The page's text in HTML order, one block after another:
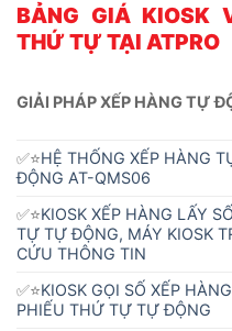
BẢNG GIÁ KIOSK
THỨ TỰ TẠI ATPRO
GIẢI PHÁP XẾP HÀNG TỰ
✅⭐️HỆ THỐNG XẾP HÀNG
ĐỘNG AT-QMS06
✅⭐️KIOSK XẾP HÀNG LẤY
TỰ TỰ ĐỘNG, MÁY KIOSK
CỨU THÔNG TIN
✅⭐️KIOSK GỌI SỐ XẾP
PHIẾU THỨ TỰ TỰ ĐỘNG